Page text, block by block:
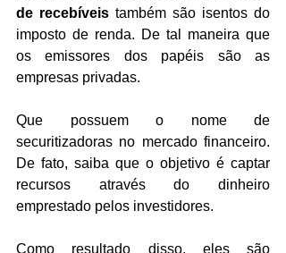
de recebíveis também são isentos do
imposto de renda. De tal maneira que
os emissores dos papéis são as
empresas privadas.
Que possuem o nome de
securitizadoras no mercado financeiro.
De fato, saiba que o objetivo é captar
recursos através do dinheiro
emprestado pelos investidores.
Como resultado disso, eles são